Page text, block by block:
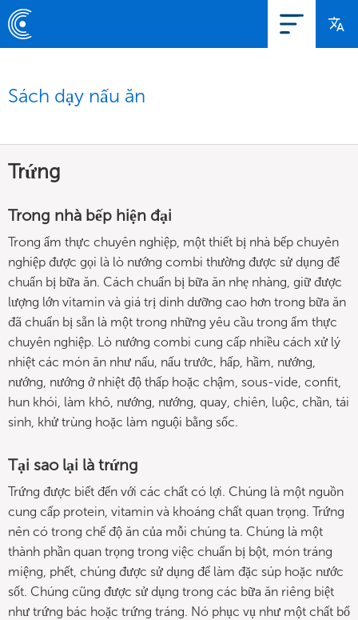
Sách dạy nấu ăn
Trứng
Trong nhà bếp hiện đại
Trong ẩm thực chuyên nghiệp, một thiết bị nhà bếp chuyên
nghiệp được gọi là lò nướng combi thường được sử dụng để
chuẩn bị bữa ăn. Cách chuẩn bị bữa ăn nhẹ nhàng, giữ được
lượng lớn vitamin và giá trị dinh dưỡng cao hơn trong bữa ăn
đã chuẩn bị sẵn là một trong những yêu cầu trong ẩm thực
chuyên nghiệp. Lò nướng combi cung cấp nhiều cách xử lý
nhiệt các món ăn như nấu, nấu trước, hấp, hầm, nướng,
nướng, nướng ở nhiệt độ thấp hoặc chậm, sous-vide, confit,
hun khói, làm khô, nướng, nướng, quay, chiên, luộc, chần, tái
sinh, khử trùng hoặc làm nguội bằng sốc.
Tại sao lại là trứng
Trứng được biết đến với các chất có lợi. Chúng là một nguồn
cung cấp protein, vitamin và khoáng chất quan trọng. Trứng
nên có trong chế độ ăn của mỗi chúng ta. Chúng là một
thành phần quan trọng trong việc chuẩn bị bột, món tráng
miệng, phết, chúng được sử dụng để làm đặc súp hoặc nước
sốt. Chúng cũng được sử dụng trong các bữa ăn riêng biệt
như trứng bác hoặc trứng tráng. Nó phục vụ như một chất bổ